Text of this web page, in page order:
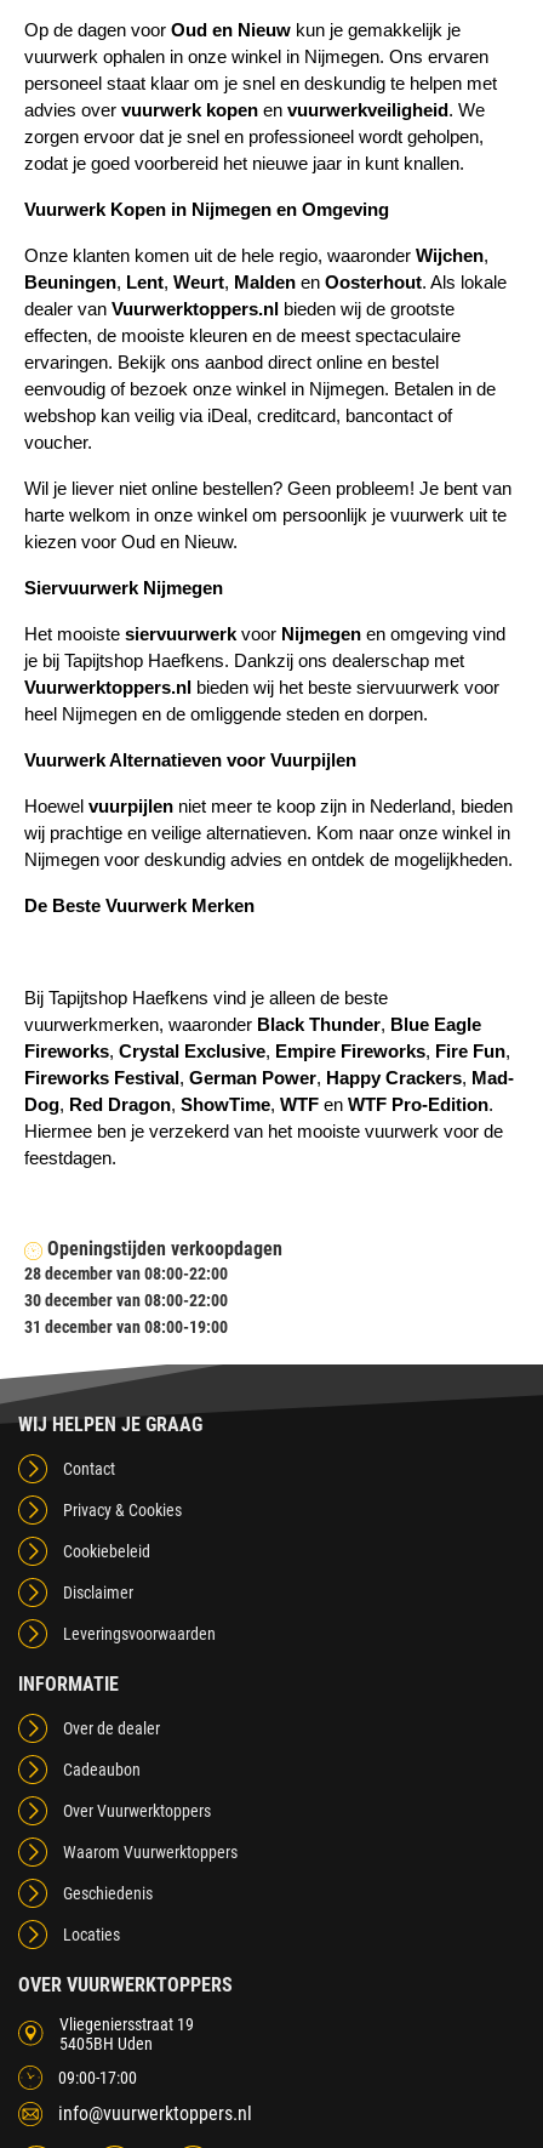
Op de dagen voor Oud en Nieuw kun je gemakkelijk je
vuurwerk ophalen in onze winkel in Nijmegen. Ons ervaren
personeel staat klaar om je snel en deskundig te helpen met
advies over vuurwerk kopen en vuurwerkveiligheid. We
zorgen ervoor dat je snel en professioneel wordt geholpen,
zodat je goed voorbereid het nieuwe jaar in kunt knallen.
Vuurwerk Kopen in Nijmegen en Omgeving
Onze klanten komen uit de hele regio, waaronder Wijchen
Beuningen, Lent, Weurt, Malden en Oosterhout. Als lokale
dealer van Vuurwerktoppers.nl bieden wij de grootste
effecten, de mooiste kleuren en de meest spectaculaire
ervaringen. Bekijk ons aanbod direct online en bestel
eenvoudig of bezoek onze winkel in Nijmegen. Betalen in de
webshop kan veilig via iDeal, creditcard, bancontact of
voucher.
Wil je liever niet online bestellen? Geen probleem! Je bent van
harte welkom in onze winkel om persoonlijk je vuurwerk uit te
kiezen voor Oud en Nieuw.
Siervuurwerk Nijmegen
Het mooiste siervuurwerk voor Nijmegen en omgeving vind
Vuurwerktoppers.nl bieden wij het beste siervuurwerk voor
heel Nijmegen en de omliggende steden en dorpen.
Vuurwerk Alternatieven voor Vuurpijlen
Hoewel vuurpijlen niet meer te koop zijn in Nederland, bieden
wij prachtige en veilige alternatieven. Kom naar onze winkel in
Nijmegen voor deskundig advies en ontdek de mogelijkheden.
De Beste Vuurwerk Merken
Bij Tapijtshop Haefkens vind je alleen de beste
vuurwerkmerken, waaronder Black Thunder, Blue Eagle
Fireworks, Crystal Exclusive, Empire Fireworks, Fire Fun
Fireworks Festival, German Power, Happy Crackers, Mad-
Dog, Red Dragon, ShowTime, WTF en WTF Pro-Edition.
Hiermee ben je verzekerd van het mooiste vuurwerk voor de
feestdagen.
Openingstijden verkoopdagen
28 december van 08:00-22:00
30 december van 08:00-22:00
31 december van 08:00-19:00
WIJ HELPEN JE GRAAG
Contact
Privacy & Cookies
Cookiebeleid
Disclaimer
Leveringsvoorwaarden
INFORMATIE
Over de dealer
Cadeaubon
Over Vuurwerktoppers
Waarom Vuurwerktoppers
Geschiedenis
Locaties
OVER VUURWERKTOPPERS
Vliegeniersstraat 19
5405BH Uden
09:00-17:00
info@vuurwerktoppers.nl